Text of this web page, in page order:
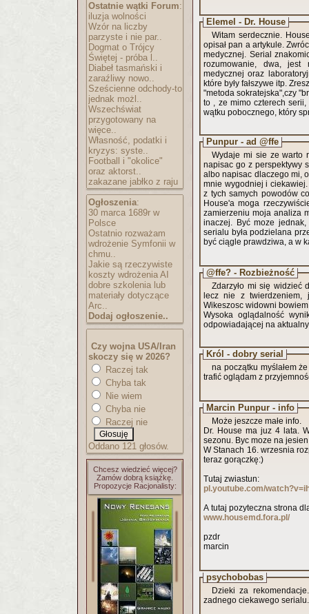
Ostatnie wątki Forum:
iluzja wolności
Wzór na liczby
parzyste i nie par..
Dogmat o Trójcy
Świętej - próba l..
Diabeł tasmański i
zaraźliwy nowo..
Sześcienne odchody-to
jednak możl..
Wszechświat
przygotowany na
więce..
Własność, podatki i
kryzys: syste..
Football i "okolice"
oraz aktorst..
zakazane jabłko z raju
Ogłoszenia:
30 marca 1689r w
Polsce
Ostatnio rozważam
wdrożenie Symfonii w
chmu..
Jakie są rzeczywiste
koszty wdrożenia AI
dobre szkolenia lub
materiały dotyczące
Arc..
Dodaj ogłoszenie..
Czy wojna USA/Iran
skoczy się w 2026?
Raczej tak
Chyba tak
Nie wiem
Chyba nie
Raczej nie
Oddano 121 głosów.
Chcesz wiedzieć więcej?
Zamów dobrą książkę.
Propozycje Racjonalisty:
Elemel - Dr. House
Witam serdecznie.
opisał pan a artykule.
medycznej. Serial
rozumowanie, dwa, jest mocno uwydatniony aspekt stosowania wszelkiej maści aparatury
medycznej oraz
które były fałszywe itp.
"metoda sokratejska",czy
to , ze mimo czterech
Punpur - ad @ffe
Wydaje mi sie ze warto
napisac go z perspektywy
albo napisac dlaczego mi,
mnie wygodniej i
z tych samych powodów
House'a moga
zamierzeniu moja analiza
inaczej. Być moze
serialu była podzielana
być ciągle prawdziwa, a w
@ffe? - Rozbieżność
Zdarzyło mi się widzieć
lecz nie z twierdzeniem,
Wikeszosc widowni
Wysoka oglądalność
odpowiadającej na
Król - dobry serial
na początku myślałem
trafić oglądam z
Marcin Punpur - info
Może jeszcze małe info.
Dr. House ma juz 4 lata.
sezonu. Byc moze na
W Stanach 16. wrzesnia
teraz gorączkę:)
Tutaj zwiastun:
pl.youtube.com/
A tutaj pozyteczna strona
www.housemd.fora.pl/
pzdr
marcin
psychobobas
Dzieki za
zadnego ciekawego